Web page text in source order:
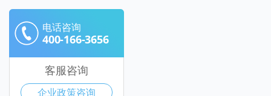
电话咨询
400-166-3656
客服咨询
企业政策咨询